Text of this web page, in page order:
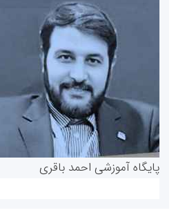
پایگاه آموزشی احمد باقری